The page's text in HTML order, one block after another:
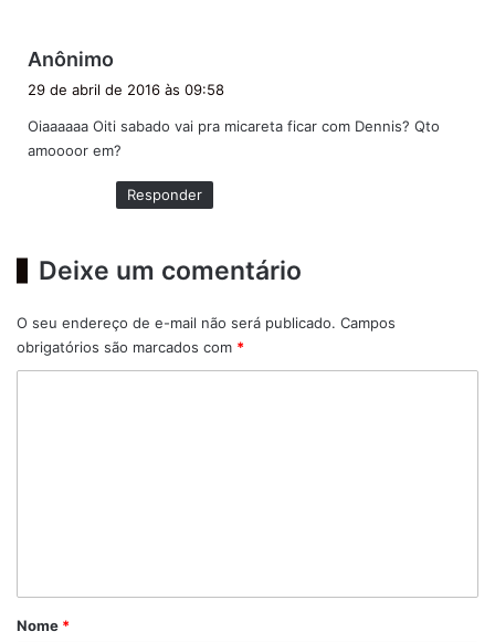
Anônimo
s
e
:
29 de abril de 2016 às 09:58
Oiaaaaaa Oiti sabado vai pra micareta ficar com Dennis? Qto
amoooor em?
Responder
Deixe um comentário
O seu endereço de e-mail não será publicado. Campos
obrigatórios são marcados com *
rNome *